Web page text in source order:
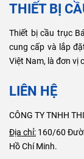
THIẾT BỊ
Thiết bị cầu trục
cung cấp và lắp
Việt Nam, là đơn vị
LIÊN HỆ
CÔNG TY TNHH
Địa chỉ: 160/60
Hồ Chí Minh.